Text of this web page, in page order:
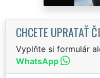
CHCETE UPRATAŤ
Vyplňte si formulár
WhatsApp